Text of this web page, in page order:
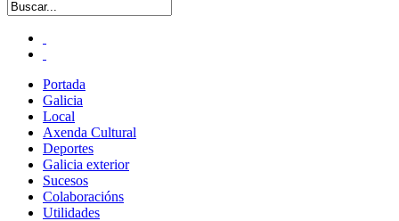
Portada
Galicia
Local
Axenda Cultural
Deportes
Galicia exterior
Sucesos
Colaboracións
Utilidades